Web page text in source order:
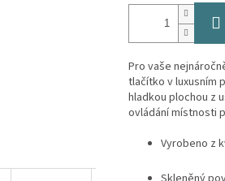
Pro vaše
tlačítko v luxusním
hladkou plochou z
ovládání místnosti
Vyrobeno z